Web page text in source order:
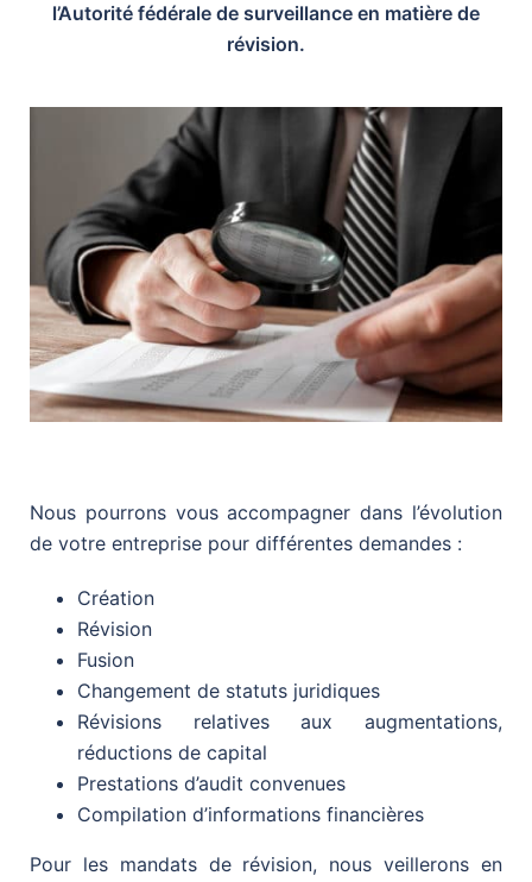
l’Autorité fédérale de surveillance en matière de
révision.
Nous pourrons vous accompagner dans l’évolution
de votre entreprise pour différentes demandes :
Création
Révision
Fusion
Changement de statuts juridiques
Révisions relatives aux augmentations,
réductions de capital
Prestations d’audit convenues
Compilation d’informations financières
Pour les mandats de révision, nous veillerons en